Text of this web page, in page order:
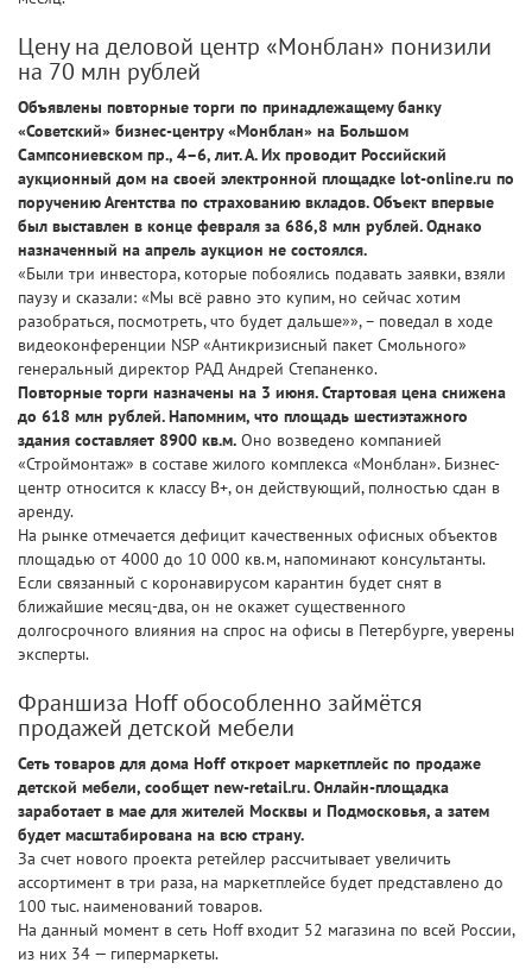
Цену на деловой центр «Монблан» понизили
на 70 млн рублей
Объявлены повторные торги по принадлежащему банку
«Советский» бизнес-центру «Монблан» на Большом
Сампсониевском пр., 4–6, лит. А. Их проводит Российский
аукционный дом на своей электронной площадке lot-online.ru по
поручению Агентства по страхованию вкладов. Объект впервые
был выставлен в конце февраля за 686,8 млн рублей. Однако
назначенный на апрель аукцион не состоялся.
«Были три инвестора, которые побоялись подавать заявки, взяли
паузу и сказали: «Мы всё равно это купим, но сейчас хотим
разобраться, посмотреть, что будет дальше»», – поведал в ходе
видеоконференции NSP «Антикризисный пакет Смольного»
генеральный директор РАД Андрей Степаненко.
Повторные торги назначены на 3 июня. Стартовая цена снижена
до 618 млн рублей. Напомним, что площадь шестиэтажного
здания составляет 8900 кв.м. Оно возведено компанией
«Строймонтаж» в составе жилого комплекса «Монблан». Бизнес-
центр относится к классу В+, он действующий, полностью сдан в
аренду.
На рынке отмечается дефицит качественных офисных объектов
площадью от 4000 до 10 000 кв.м, напоминают консультанты.
Если связанный с коронавирусом карантин будет снят в
ближайшие месяц-два, он не окажет существенного
долгосрочного влияния на спрос на офисы в Петербурге, уверены
эксперты.
Франшиза Hoff обособленно займётся
продажей детской мебели
Сеть товаров для дома Hoff откроет маркетплейс по продаже
детской мебели, сообщет new-retail.ru. Онлайн-площадка
заработает в мае для жителей Москвы и Подмосковья, а затем
будет масштабирована на всю страну.
За счет нового проекта ретейлер рассчитывает увеличить
ассортимент в три раза, на маркетплейсе будет представлено до
100 тыс. наименований товаров.
На данный момент в сеть Hoff входит 52 магазина по всей России,
из них 34 — гипермаркеты.